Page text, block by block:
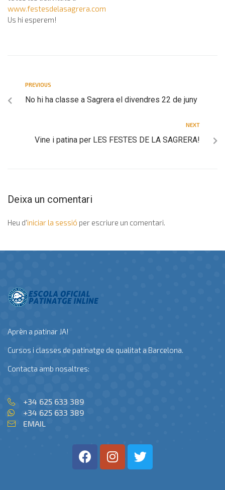
www.festesdelasagrera.com
Us hi esperem!
PREVIOUS
No hi ha classe a Sagrera el divendres 22 de juny
NEXT
Vine i patina per LES FESTES DE LA SAGRERA!
Deixa un comentari
Heu d'iniciar la sessió per escriure un comentari.
Aprèn a patinar JA!
Cursos i classes de patinatge de qualitat a Barcelona.
Contacta amb nosaltres:
+34 625 633 389
+34 625 633 389
EMAIL